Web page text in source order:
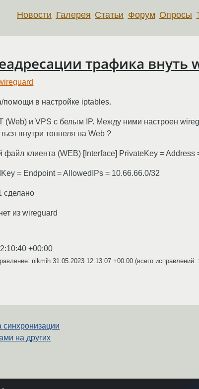
Новости Галерея Статьи Форум Опросы
трафика внуть
в настройке iptables.
(Web) и VPS с белым IP. Между ними настроен
внутри тоннеля на Web ?
клиента (WEB) [Interface] PrivateKey =
= Endpoint = AllowedIPs = 10.66.66.0/32
сделано
из wireguard
+00:00
nikmih 31.05.2023 12:13:07 +00:00 (всего исправлений:
синхронизации
на других